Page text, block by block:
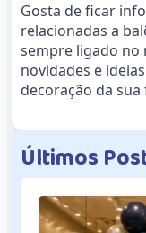
Gosta de ficar
relacionadas a
sempre ligado no
novidades e
decoração da sua
ÚltimosPos